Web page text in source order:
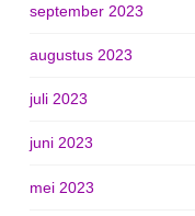
september 2023
augustus 2023
juli 2023
juni 2023
mei 2023